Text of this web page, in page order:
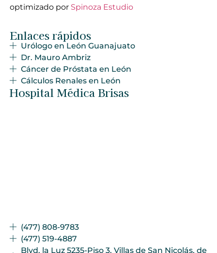
optimizado por Spinoza Estudio
Enlaces rápidos
Urólogo en León Guanajuato
Dr. Mauro Ambriz
Cáncer de Próstata en León
Cálculos Renales en León
Hospital Médica Brisas
(477) 808-9783
(477) 519-4887
Blvd. la Luz 5235-Piso 3, Villas de San Nicolás, de